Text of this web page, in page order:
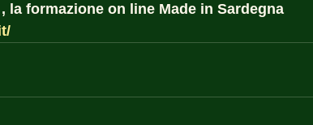
la formazione on line Made in Sardegna